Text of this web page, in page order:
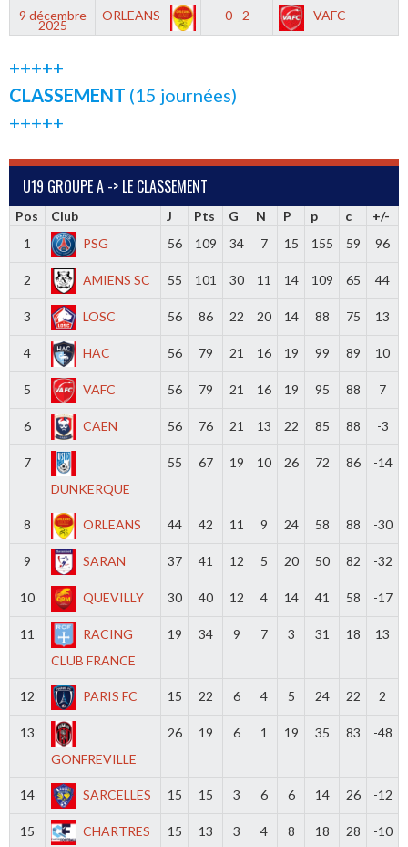
9 décembre
2025
ORLEANS 0 - 2 VAFC
+++++
CLASSEMENT (15 journées)
+++++
U19 GROUPE A -> LE CLASSEMENT
Pos Club J Pts G N P p c
+/-
1
PSG 56 109 34 7 15 155 59 96
2 AMIENS SC 55 101 30 11 14 109 65 44
3 LOSC 56 86 22 20 14 88 75 13
4 HAC 56 79 21 16 19 99 89 10
5 VAFC 56 79 21 16 19 95 88 7
6 CAEN 56 76 21 13 22 85 88 -3
7
DUNKERQUE
55 67 19 10 26 72 86 -14
8 ORLEANS 44 42 11 9 24 58 88 -30
9 SARAN 37 41 12 5 20 50 82 -32
10 QUEVILLY 30 40 12 4 14 41 58 -17
11
RACING
CLUB FRANCE
19 34 9 7 3 31 18 13
12 PARIS FC 15 22 6 4 5 24 22 2
13
GONFREVILLE
26 19 6 1 19 35 83 -48
14 SARCELLES 15 15 3 6 6 14 26 -12
15 CHARTRES 15 13 3 4 8 18 28 -10